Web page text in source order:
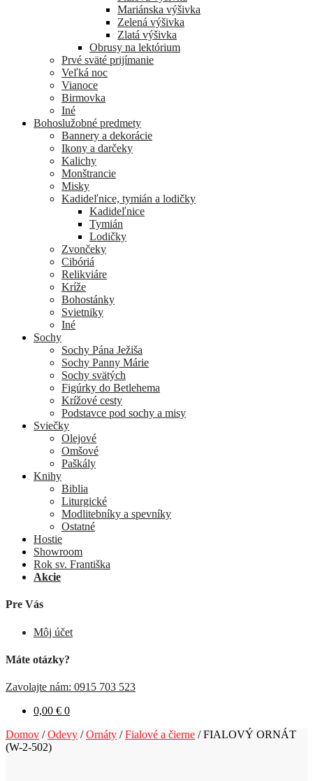
Mariánska výšivka
Zelená výšivka
Zlatá výšivka
Obrusy na lektórium
Prvé sväté prijímanie
Veľká noc
Vianoce
Birmovka
Iné
Bohoslužobné predmety
Bannery a dekorácie
Ikony a darčeky
Kalichy
Monštrancie
Misky
Kadideľnice, tymián a lodičky
Kadideľnice
Tymián
Lodičky
Zvončeky
Cibóriá
Relikviáre
Kríže
Bohostánky
Svietniky
Iné
Sochy
Sochy Pána Ježiša
Sochy Panny Márie
Sochy svätých
Figúrky do Betlehema
Krížové cesty
Podstavce pod sochy a misy
Sviečky
Olejové
Omšové
Paškály
Knihy
Biblia
Liturgické
Modlitebníky a spevníky
Ostatné
Hostie
Showroom
Rok sv. Františka
Akcie
Pre Vás
Môj účet
Máte otázky?
Zavolajte nám: 0915 703 523
0,00 € 0
Domov /Odevy /Ornáty /Fialové a čierne /FIALOVÝ ORNÁT
(W-2-502)